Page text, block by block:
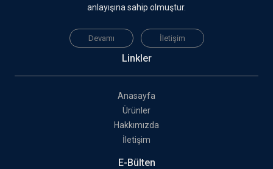
anlayışına sahip olmuştur.
Devamı İletişim
Linkler
Anasayfa
Ürünler
Hakkımızda
İletişim
E-Bülten